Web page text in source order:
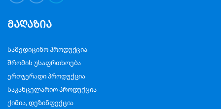
მაღაზია
სამედიცინო პროდუქცია
შრომის უსაფრთხოება
ერთჯერადი პროდუქცია
საკანცელარიო პროდუქცია
ქიმია, დეზინფექცია